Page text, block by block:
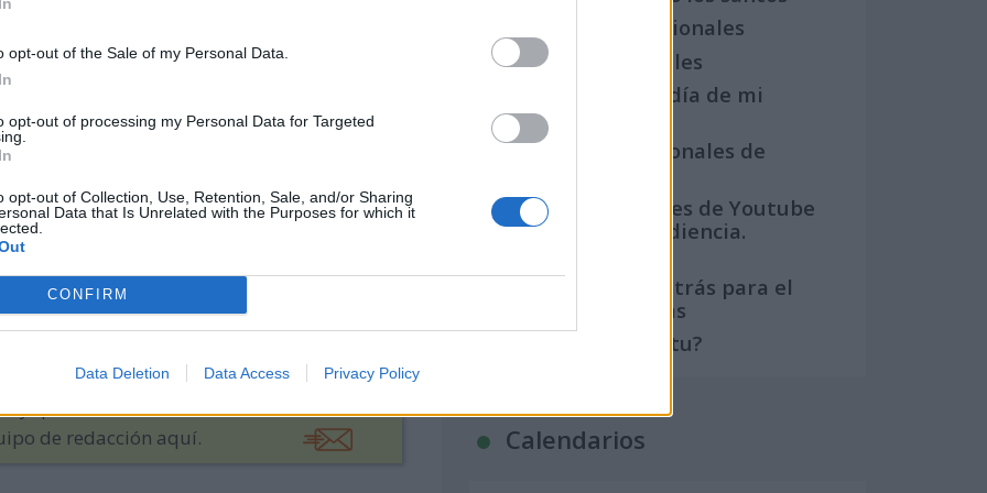
opt-out of the Sale of my Personal Data.
opt-out of processing my Personal Data for Targeted
opt-out of Collection, Use, Retention, Sale, and/or Sharing
Data that Is Unrelated with the Purposes for which it
CONFIRM
Data Deletion Data Access Privacy Policy
de lunas hay?
famosas o de famosos
Lluvias de Estrellas
patrilopca
y quieres enviarnos más información,
de redacción aquí.
Semanas Internacionales
Años Internacionales
Qué se celebra el día de mi
cumpleaños
Eventos internacionales de
Los mejores canales de Youtube
según nuestra audiencia.
Crea una cuenta atrás para el
evento que quieras
¿Qué día crearías tu?
Calendarios